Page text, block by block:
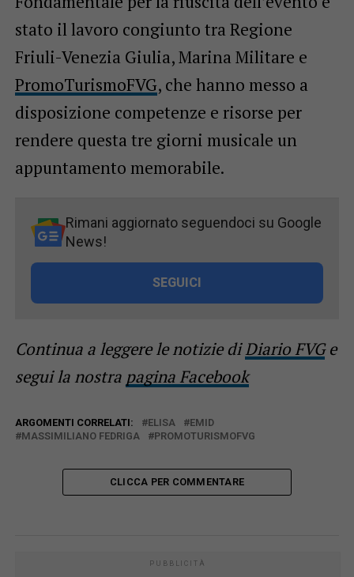
stato il lavoro congiunto tra Regione
Friuli-Venezia Giulia, Marina Militare e
PromoTurismoFVG, che hanno messo a
disposizione competenze e risorse per
rendere questa tre giorni musicale un
appuntamento memorabile.
Rimani aggiornato seguendoci su Google
News!
SEGUICI
Continua a leggere le notizie diDiario FVGe
segui la nostra pagina Facebook
ARGOMENTI CORRELATI: ELISA
EMID
MASSIMILIANO FEDRIGA
PROMOTURISMOFVG
CLICCA PER COMMENTARE
PUBBLICITÀ